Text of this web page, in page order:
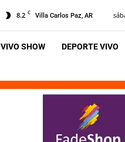
8.2 C Villa Carlos Paz, AR
VIVO SHOW DEPORTE VIVO